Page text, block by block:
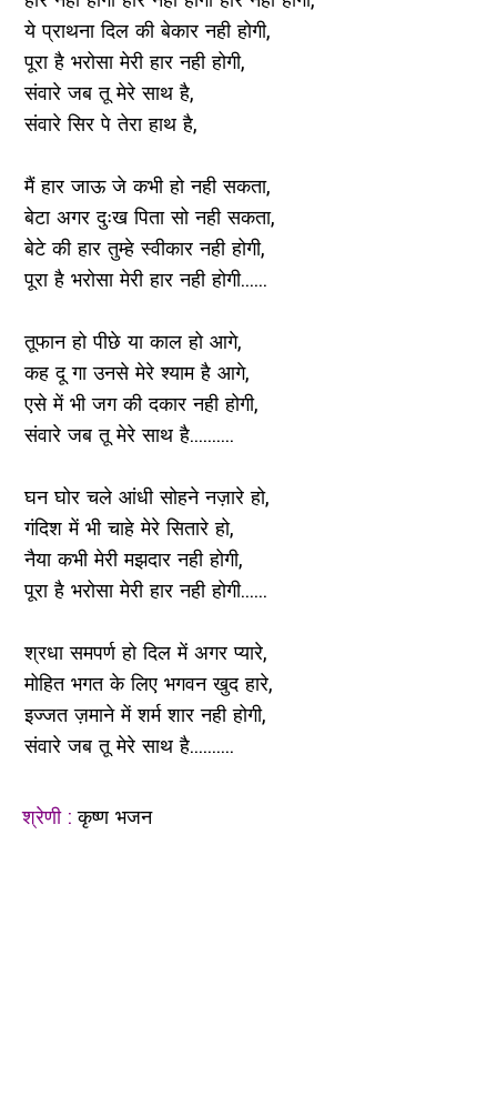
ये प्राथना दिल की बेकार नही होगी,
पूरा है भरोसा मेरी हार नही होगी,
संवारे जब तू मेरे साथ है,
संवारे सिर पे तेरा हाथ है,
मैं हार जाऊ जे कभी हो नही सकता,
बेटा अगर दुःख पिता सो नही सकता,
बेटे की हार तुम्हे स्वीकार नही होगी,
पूरा है भरोसा मेरी हार नही होगी......
तूफान हो पीछे या काल हो आगे,
कह दू गा उनसे मेरे श्याम है आगे,
एसे में भी जग की दकार नही होगी,
संवारे जब तू मेरे साथ है..........
घन घोर चले आंधी सोहने नज़ारे हो,
गंदिश में भी चाहे मेरे सितारे हो,
नैया कभी मेरी मझदार नही होगी,
पूरा है भरोसा मेरी हार नही होगी......
श्रधा समपर्ण हो दिल में अगर प्यारे,
मोहित भगत के लिए भगवन खुद हारे,
इज्जत ज़माने में शर्म शार नही होगी,
संवारे जब तू मेरे साथ है..........
श्रेणी :कृष्ण भजन